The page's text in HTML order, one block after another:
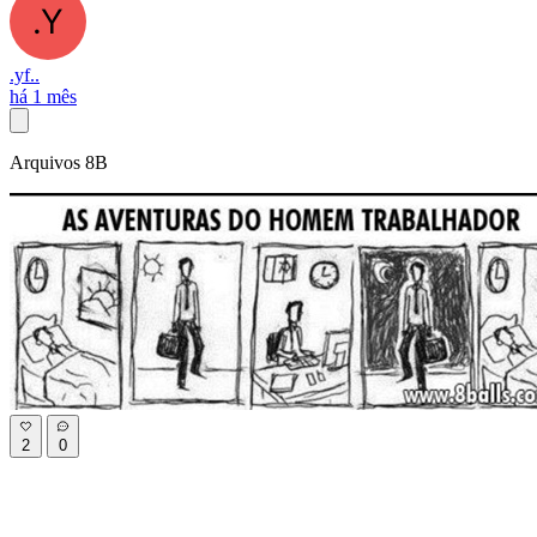
.yf..
há 1 mês
Arquivos 8B
2 0